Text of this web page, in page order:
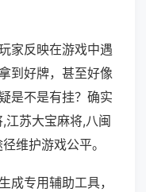
家反映在游戏中遇
到好牌，甚至好像
是不是有挂？确实
江苏大宝麻将,八闽
维护游戏公平。
成专用辅助工具，